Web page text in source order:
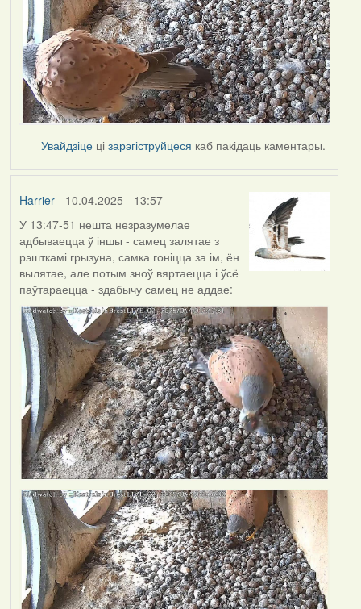
Увайдзіце цізарэгіструйцеся каб пакідаць каментары.
Harrier- 10.04.2025 - 13:57
У 13:47-51 нешта незразумелае
адбываецца ў іншы - самец залятае з
рэшткамі грызуна, самка гоніцца за ім, ён
вылятае, але потым зноў вяртаецца і ўсё
паўтараецца - здабычу самец не аддае: